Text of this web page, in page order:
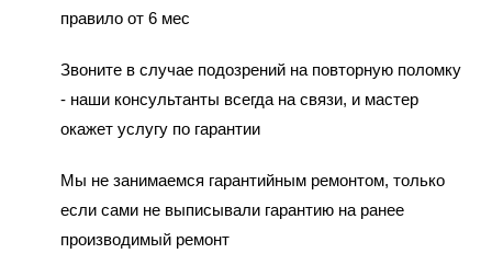
правило от 6 мес
Звоните в случае подозрений на повторную поломку
- наши консультанты всегда на связи, и мастер
окажет услугу по гарантии
Мы не занимаемся гарантийным ремонтом, только
если сами не выписывали гарантию на ранее
производимый ремонт